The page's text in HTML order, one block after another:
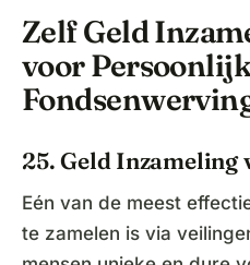
Zelf Geld
voor
25. Geld Inzameling
Eén van de meest
te zamelen is via